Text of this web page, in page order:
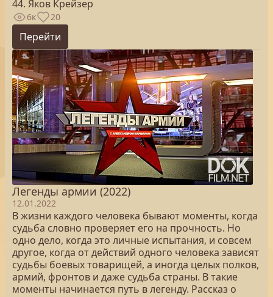
44. Яков Крейзер
6к 20
Перейти
Легенды армии (2022)
12.01.2022
В жизни каждого человека бывают моменты, когда
судьба словно проверяет его на прочность. Но
одно дело, когда это личные испытания, и совсем
другое, когда от действий одного человека зависят
судьбы боевых товарищей, а иногда целых полков,
армий, фронтов и даже судьба страны. В такие
моменты начинается путь в легенду. Рассказ о